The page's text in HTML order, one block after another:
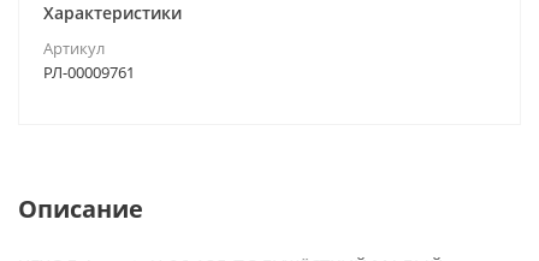
Характеристики
Артикул
РЛ-00009761
Описание